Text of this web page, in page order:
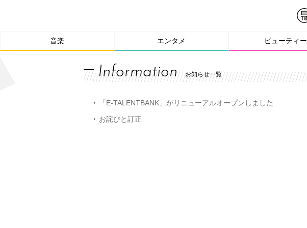
音楽 エンタメ ビューティー
Information お知らせ一覧
「E-TALENTBANK」がリニューアルオープンしました
お詫びと訂正